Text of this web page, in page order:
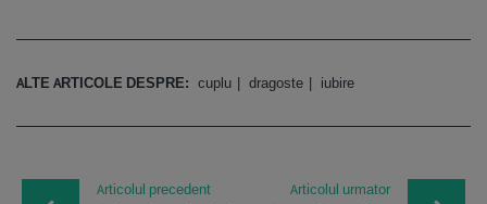
ALTE ARTICOLE DESPRE: cuplu dragoste iubire
Articolul precedent Articolul urmator